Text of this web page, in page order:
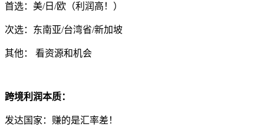
首选：美/日/欧（利润高！）
次选：东南亚/台湾省/新加坡
其他： 看资源和机会
跨境利润本质：
发达国家：赚的是汇率差！